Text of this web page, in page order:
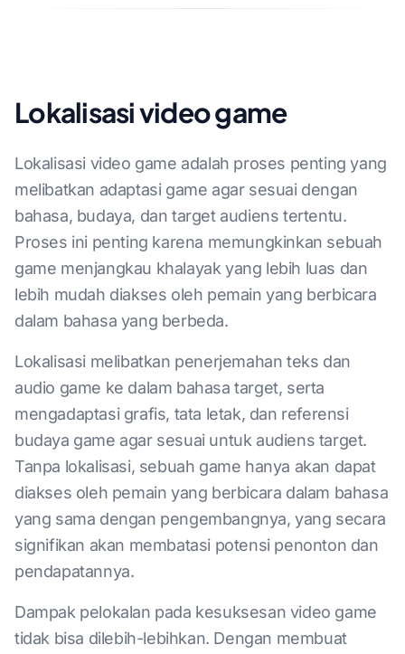
Lokalisasi video game
Lokalisasi video game adalah proses penting yang
melibatkan adaptasi game agar sesuai dengan
bahasa, budaya, dan target audiens tertentu.
Proses ini penting karena memungkinkan sebuah
game menjangkau khalayak yang lebih luas dan
lebih mudah diakses oleh pemain yang berbicara
dalam bahasa yang berbeda.
Lokalisasi melibatkan penerjemahan teks dan
audio game ke dalam bahasa target, serta
mengadaptasi grafis, tata letak, dan referensi
budaya game agar sesuai untuk audiens target.
Tanpa lokalisasi, sebuah game hanya akan dapat
diakses oleh pemain yang berbicara dalam bahasa
yang sama dengan pengembangnya, yang secara
signifikan akan membatasi potensi penonton dan
pendapatannya.
Dampak pelokalan pada kesuksesan video game
tidak bisa dilebih-lebihkan. Dengan membuat